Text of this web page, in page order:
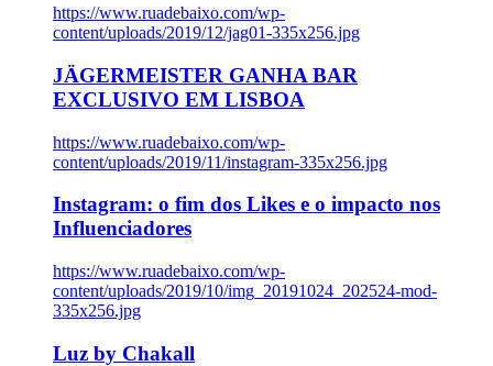
https://www.ruadebaixo.com/wp-
content/uploads/2019/12/jag01-335x256.jpg
JÄGERMEISTER GANHA BAR
EXCLUSIVO EM LISBOA
https://www.ruadebaixo.com/wp-
content/uploads/2019/11/instagram-335x256.jpg
Instagram: o fim dos Likes e o impacto nos
Influenciadores
https://www.ruadebaixo.com/wp-
content/uploads/2019/10/img_20191024_202524-mod-
335x256.jpg
Luz by Chakall